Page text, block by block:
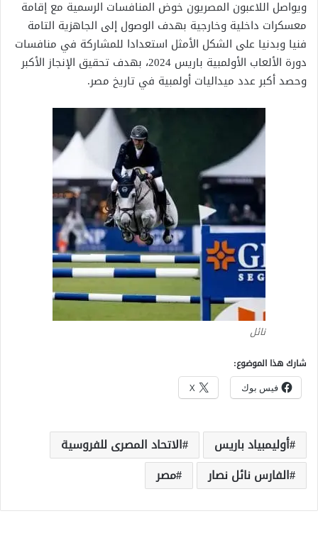
ويواصل اللاعبون المصريون خوض المنافسات الرسمية مع إقامة
معسكرات داخلية وخارجية بهدف الوصول إلى الجاهزية التامة
فنيا وبدنيا على الشكل الأمثل استعدادا للمشاركة في منافسات
دورة الألعاب الأولمبية باريس 2024، بهدف تحقيق الإنجاز الأكبر
وحصد أكبر عدد ميداليات أولمبية في تاريخ مصر.
نائل
شارك هذا الموضوع:
فيس بوك X
أوليمبياد باريس
الاتحاد المصرى للفروسية
الفارس نائل نصار
مصر